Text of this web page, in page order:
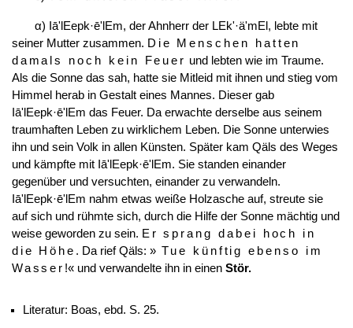
α) Iā'lEepk·ē'lEm, der Ahnherr der LEk'·ä'mEl, lebte mit
seiner Mutter zusammen. Die Menschen hatten
damals noch kein Feuer und lebten wie im Traume.
Als die Sonne das sah, hatte sie Mitleid mit ihnen und stieg vom
Himmel herab in Gestalt eines Mannes. Dieser gab
Iā'lEepk·ē'lEm das Feuer. Da erwachte derselbe aus seinem
traumhaften Leben zu wirklichem Leben. Die Sonne unterwies
ihn und sein Volk in allen Künsten. Später kam Qäls des Weges
und kämpfte mit Iā'lEepk·ē'lEm. Sie standen einander
gegenüber und versuchten, einander zu verwandeln.
Iā'lEepk·ē'lEm nahm etwas weiße Holzasche auf, streute sie
auf sich und rühmte sich, durch die Hilfe der Sonne mächtig und
weise geworden zu sein. Er sprang dabei hoch in
die Höhe . Da rief Qäls: » Tue künftig ebenso im
Wasser !« und verwandelte ihn in einenStör.
Literatur: Boas, ebd. S. 25.